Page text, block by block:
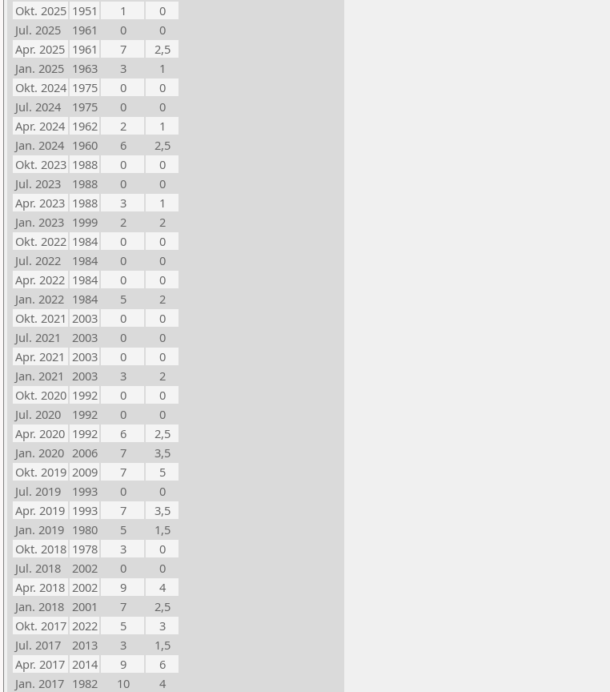
Okt. 2025 1951 1
0
Jul. 2025
1961 0
0
Apr. 2025 1961 7
2,5
Jan. 2025 1963 3
1
Okt. 2024 1975 0
0
Jul. 2024
1975 0
0
Apr. 2024 1962 2
1
Jan. 2024 1960 6
2,5
Okt. 2023 1988 0
0
Jul. 2023
1988 0
0
Apr. 2023 1988 3
1
Jan. 2023 1999 2
2
Okt. 2022 1984 0
0
Jul. 2022
1984 0
0
Apr. 2022 1984 0
0
Jan. 2022 1984 5
2
Okt. 2021 2003 0
0
Jul. 2021
2003 0
0
Apr. 2021 2003 0
0
Jan. 2021 2003 3
2
Okt. 2020 1992 0
0
Jul. 2020
1992 0
0
Apr. 2020 1992 6
2,5
Jan. 2020 2006 7
3,5
Okt. 2019 2009 7
5
Jul. 2019
1993 0
0
Apr. 2019 1993 7
3,5
Jan. 2019 1980 5
1,5
Okt. 2018 1978 3
0
Jul. 2018
2002 0
0
Apr. 2018 2002 9
4
Jan. 2018 2001 7
2,5
Okt. 2017 2022 5
3
Jul. 2017
2013 3
1,5
Apr. 2017 2014 9
6
Jan. 2017 1982 10
4